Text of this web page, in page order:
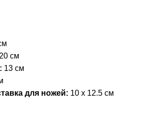
см
13 см
для ножей: 10 x 12.5 см